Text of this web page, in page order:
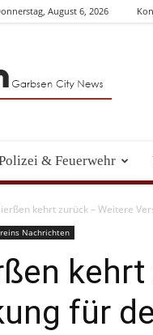
August 6, 2026
News
& Feuerwehr
kehrt zurück – Weitere
Nachrichten
für